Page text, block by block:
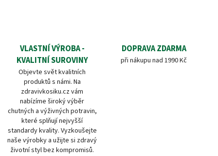
VLASTNÍ VÝROBA -
KVALITNÍ SUROVINY
Objevte svět kvalitních
produktů s námi. Na
zdravivkosiku.cz vám
nabízíme široký výběr
chutných a výživných potravin,
které splňují nejvyšší
standardy kvality. Vyzkoušejte
naše výrobky a užijte si zdravý
životní styl bez kompromisů.
DOPRAVA ZDARMA
při nákupu nad 1990 Kč